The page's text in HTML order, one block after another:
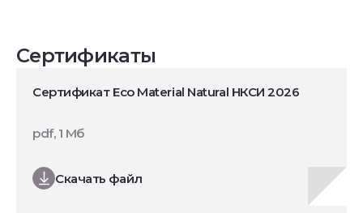
Сертификаты
Сертификат Eco Material Natural НКСИ 2026
Скачать файл
pdf, 1 Мб